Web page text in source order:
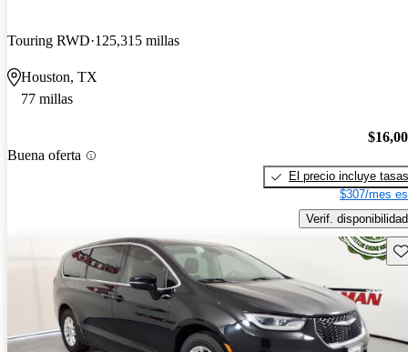
Touring RWD 125,315 millas
Houston, TX
77 millas
Buena oferta
El precio incluye tasas
$307/mes
Verif. disponibilidad